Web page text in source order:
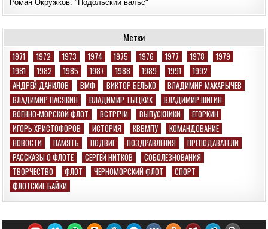
Роман Окружков. "Подольский вальс"
Метки
1971 1972 1973 1974 1975 1976 1977 1978
1979
1981
1982 1985 1987 1988 1989 1991
1992
АНДРЕЙ ДАНИЛОВ
ВМФ ВИКТОР БЕЛЬКО
ВЛАДИМИР МАКАРЫЧЕВ
ВЛАДИМИР ПАСЯКИН
ВЛАДИМИР ТЫЦКИХ
ВЛАДИМИР ШИГИН
ВОЕННО-МОРСКОЙ ФЛОТ
ВСТРЕЧИ ВЫПУСКНИКИ
ЕГОРКИН
ИГОРЬ ХРИСТОФОРОВ
ИСТОРИЯ КВВМПУ
КОМАНДОВАНИЕ
НОВОСТИ
ПАМЯТЬ ПОДВИГ ПОЗДРАВЛЕНИЯ
ПРЕПОДАВАТЕЛИ
РАССКАЗЫ О ФЛОТЕ
СЕРГЕЙ НИТКОВ
СОБОЛЕЗНОВАНИЯ
ТВОРЧЕСТВО
ФЛОТ ЧЕРНОМОРСКИЙ ФЛОТ
СПОРТ
ФЛОТСКИЕ БАЙКИ